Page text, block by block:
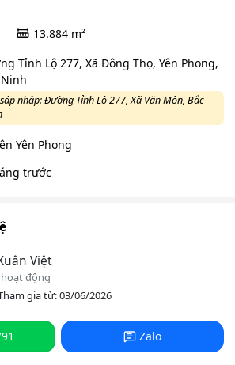
13.884 m²
Tỉnh Lộ 277, Xã Đông Thọ, Yên Phong,
nhập: Đường Tỉnh Lộ 277, Xã Văn Môn, Bắc
Yên Phong
trước
Việt
động
gia từ: 03/06/2026
Zalo